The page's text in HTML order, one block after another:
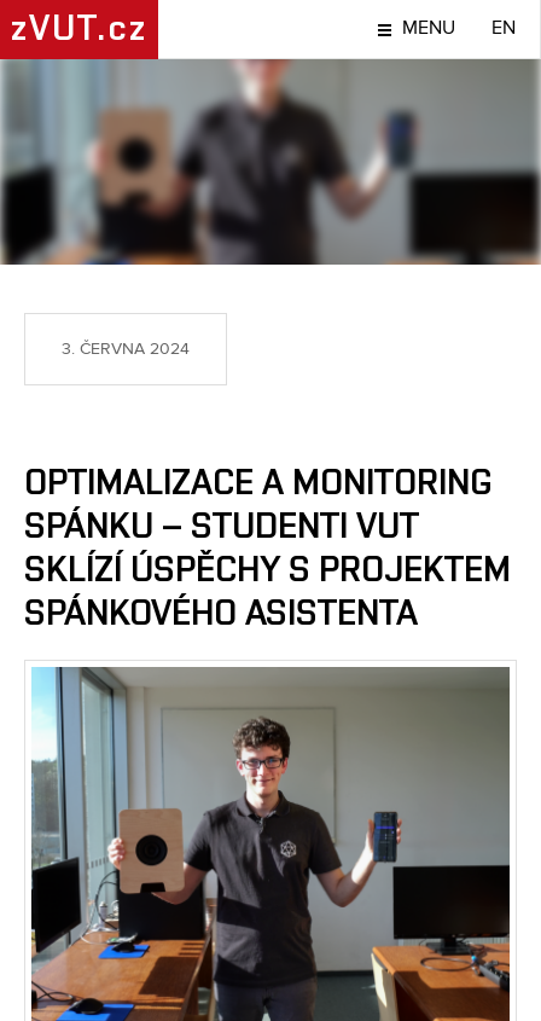
zVUT.cz MENU EN
NÁPADY A OBJEVY
3. ČERVNA 2024
OPTIMALIZACE A MONITORING
SPÁNKU – STUDENTI VUT
SKLÍZÍ ÚSPĚCHY S PROJEKTEM
SPÁNKOVÉHO ASISTENTA